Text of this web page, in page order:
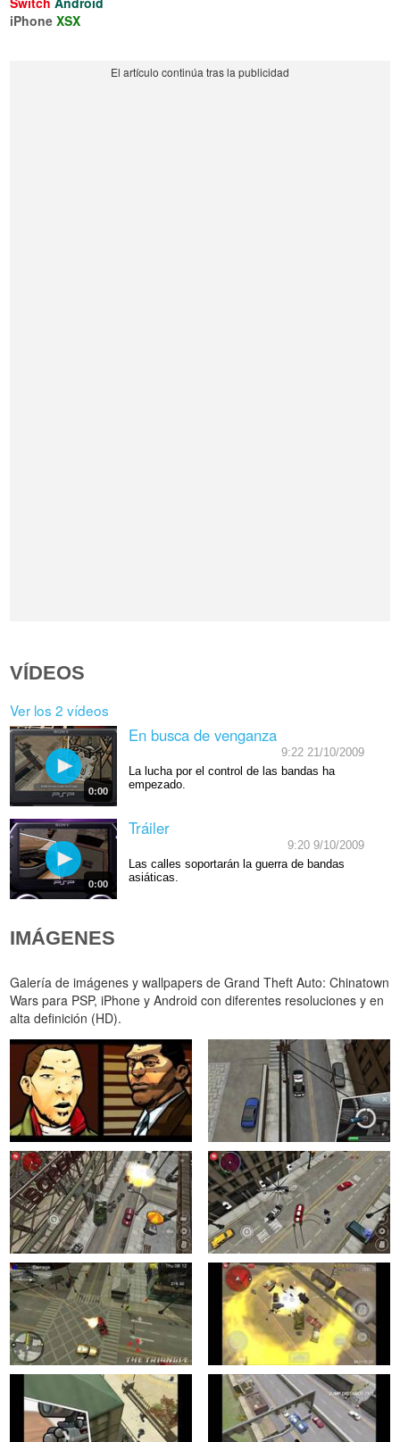
iPhone XSX
VÍDEOS
Ver los 2 vídeos
0:00
En busca de venganza
9:22 21/10/2009
La lucha por el control de las bandas ha
empezado.
0:00
Tráiler
9:20 9/10/2009
Las calles soportarán la guerra de bandas
asiáticas.
IMÁGENES
Galería de imágenes y wallpapers de Grand Theft Auto: Chinatown
Wars para PSP, iPhone y Android con diferentes resoluciones y en
alta definición (HD).